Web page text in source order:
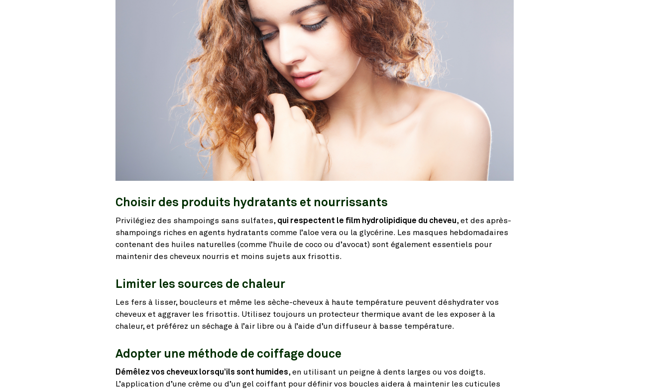
Choisir des produits hydratants et nourrissants
Privilégiez des shampoings sans sulfates, qui respectent le film hydrolipidique du cheveu, et des après-
shampoings riches en agents hydratants comme l’aloe vera ou la glycérine. Les masques hebdomadaires
contenant des huiles naturelles (comme l’huile de coco ou d’avocat) sont également essentiels pour
maintenir des cheveux nourris et moins sujets aux frisottis.
Limiter les sources de chaleur
Les fers à lisser, boucleurs et même les sèche-cheveux à haute température peuvent déshydrater vos
cheveux et aggraver les frisottis. Utilisez toujours un protecteur thermique avant de les exposer à la
chaleur, et préférez un séchage à l’air libre ou à l’aide d’un diffuseur à basse température.
Adopter une méthode de coiffage douce
Démêlez vos cheveux lorsqu’ils sont humides, en utilisant un peigne à dents larges ou vos doigts.
L’application d’une crème ou d’un gel coiffant pour définir vos boucles aidera à maintenir les cuticules